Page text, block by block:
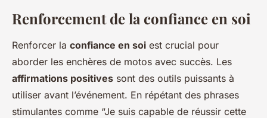
Renforcement de la confiance en soi
Renforcer la confiance en soi est crucial pour
aborder les enchères de motos avec succès. Les
affirmations positives sont des outils puissants à
utiliser avant l’événement. En répétant des phrases
stimulantes comme “Je suis capable de réussir cette